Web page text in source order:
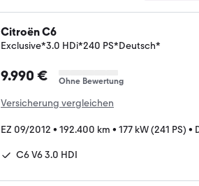
Citroën C6
Exclusive*3.0 HDi*240 PS*Deutsch*
9.990 € Ohne Bewertung
Versicherung vergleichen
EZ 09/2012 • 192.400 km • 177 kW (241 PS) •
C6 V6 3.0 HDI